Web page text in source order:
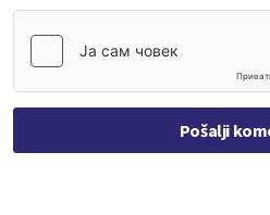
Pošalji